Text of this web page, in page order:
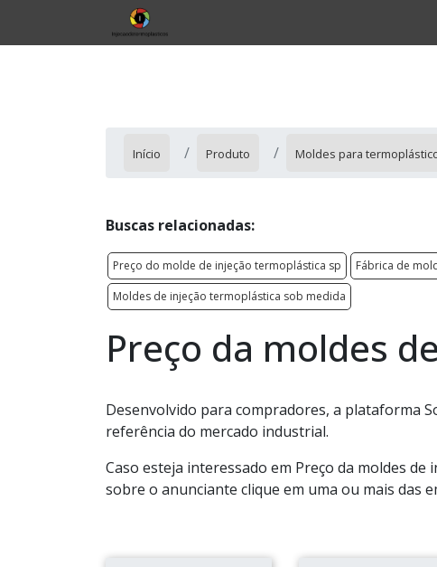
Início Produto Moldes para
Buscas relacionadas:
Preço do molde de injeção termoplástica sp Fábrica de
Moldes de injeção termoplástica sob medida
Preço da moldes
Desenvolvido para compradores, a plataforma
referência do mercado industrial.
Caso esteja interessado em Preço da moldes
sobre o anunciante clique em uma ou mais das